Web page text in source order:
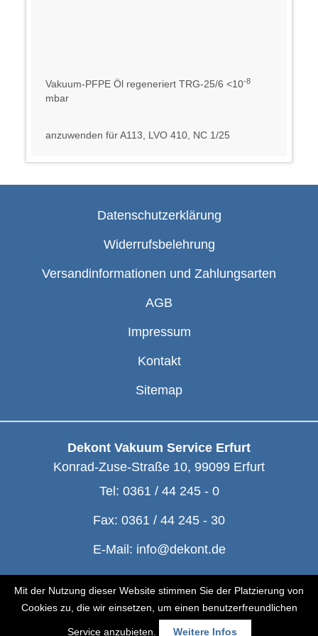
Mit der Nutzung dieser Website stimmen Sie der Platzierung von
Cookies zu, die wir einsetzen, um einen benutzerfreundlichen
Service anzubieten. Weitere Infos
Vakuum-PFPE Öl regeneriert TRG-25/6 <10-8
mbar
anzuwenden für A113, LVO 410, NC 1/25
Datenschutzerklärung
Widerrufsbelehrung
Versandinformationen und Zahlungsarten
AGB
Impressum
Kontakt
Sitemap
Dekont Vakuum Service Erfurt
Konrad-Zuse-Straße 10, 99099 Erfurt
Tel: 0361 / 44 245 - 0
Fax: 0361 / 44 245 - 30
E-Mail: info@dekont.de
© Dekont 1991 - 2026